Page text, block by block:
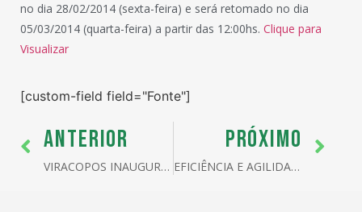
no dia 28/02/2014 (sexta-feira) e será retomado no dia
05/03/2014 (quarta-feira) a partir das 12:00hs. Clique para
Visualizar
[custom-field field="Fonte"]
ANTERIOR
VIRACOPOS INAUGURA COMITÊ DE CARGA
PRÓXIMO
EFICIÊNCIA E AGILIDADE NOS AEROPORTOS DE SÃO PAULO